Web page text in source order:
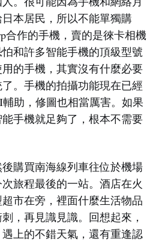
本居民，所以不能單獨購
合作的手機，賣的是徠卡相機
和許多智能手機的頂級型號
的手機，其實沒有什麼必要
。手機的拍攝功能現在已經
助，修圖也相當厲害。如果
手機就足夠了，根本不需要
購買南海線列車往位於機場
旅程最後的一站。酒店在火
市在旁，裡面什麼生活物品
，再見識見識。回想起來，
上的不錯天氣，還有重逢認